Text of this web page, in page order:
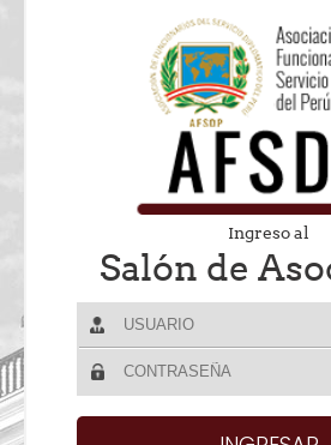
Ingreso al
Salón de